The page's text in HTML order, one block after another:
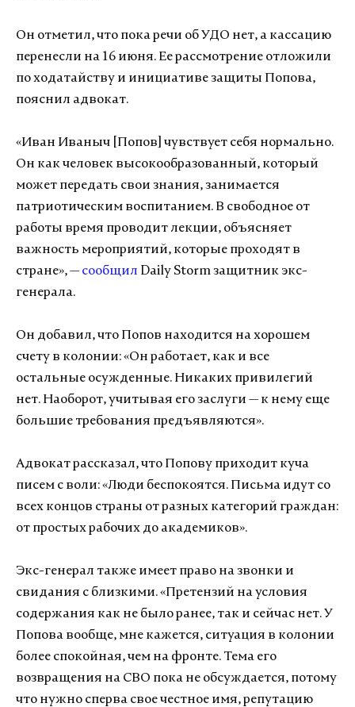
Он отметил, что пока речи об УДО нет, а кассацию
перенесли на 16 июня. Ее рассмотрение отложили
по ходатайству и инициативе защиты Попова,
пояснил адвокат.
«Иван Иваныч [Попов] чувствует себя нормально.
Он как человек высокообразованный, который
может передать свои знания, занимается
патриотическим воспитанием. В свободное от
работы время проводит лекции, объясняет
важность мероприятий, которые проходят в
стране», — сообщил Daily Storm защитник экс-
генерала.
Он добавил, что Попов находится на хорошем
счету в колонии: «Он работает, как и все
остальные осужденные. Никаких привилегий
нет. Наоборот, учитывая его заслуги — к нему еще
большие требования предъявляются».
Адвокат рассказал, что Попову приходит куча
писем с воли: «Люди беспокоятся. Письма идут со
всех концов страны от разных категорий граждан:
от простых рабочих до академиков».
Экс-генерал также имеет право на звонки и
свидания с близкими. «Претензий на условия
содержания как не было ранее, так и сейчас нет. У
Попова вообще, мне кажется, ситуация в колонии
более спокойная, чем на фронте. Тема его
возвращения на СВО пока не обсуждается, потому
что нужно сперва свое честное имя, репутацию